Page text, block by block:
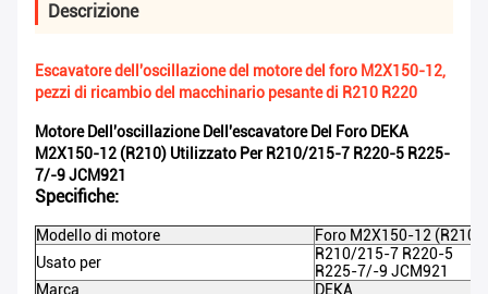
Descrizione
Escavatore dell'oscillazione del motore del foro M2X150-12,
pezzi di ricambio del macchinario pesante di R210 R220
Motore Dell'oscillazione Dell'escavatore Del Foro DEKA
M2X150-12 (R210) Utilizzato Per R210/215-7 R220-5 R225-
7/-9 JCM921
Specifiche:
Modello di motore
Foro M2X150-12 (R210)
Usato per
R210/215-7 R220-5
R225-7/-9 JCM921
Marca
DEKA